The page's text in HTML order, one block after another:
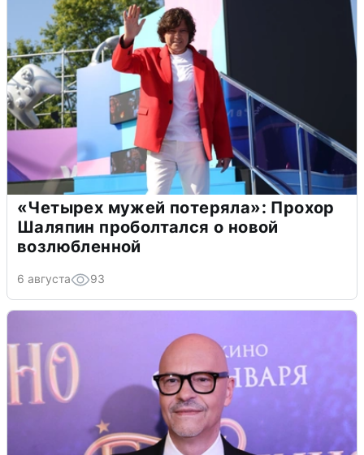
«Четырех мужей потеряла»: Прохор
Шаляпин проболтался о новой
возлюбленной
6 августа 93